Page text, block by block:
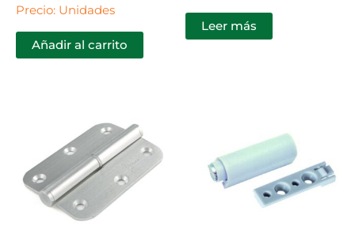
Precio: Unidades
Añadir al carrito
Leer más